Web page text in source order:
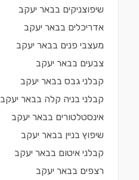
שיפוצניקים בבאר יעקב
אדריכלים בבאר יעקב
מעצבי פנים בבאר יעקב
צבעים בבאר יעקב
קבלני גבס בבאר יעקב
קבלני בניה קלה בבאר יעקב
אינסטלטורים בבאר יעקב
שיפוץ בניין בבאר יעקב
קבלני איטום בבאר יעקב
רצפים בבאר יעקב